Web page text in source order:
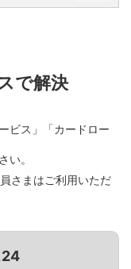
で解決
ビス」「カードロー
い。
さまはご利用いただ
24